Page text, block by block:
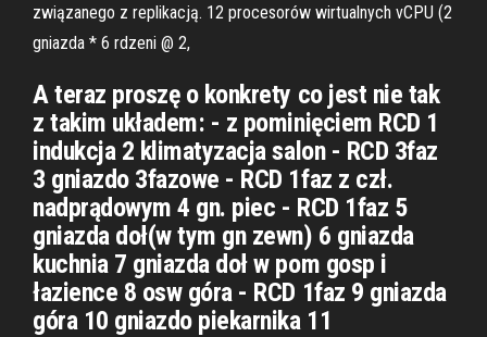
związanego z replikacją. 12 procesorów wirtualnych vCPU (2
gniazda * 6 rdzeni @ 2,
A teraz proszę o konkrety co jest nie tak
z takim układem: - z pominięciem RCD 1
indukcja 2 klimatyzacja salon - RCD 3faz
3 gniazdo 3fazowe - RCD 1faz z czł.
nadprądowym 4 gn. piec - RCD 1faz 5
gniazda doł(w tym gn zewn) 6 gniazda
kuchnia 7 gniazda doł w pom gosp i
łazience 8 osw góra - RCD 1faz 9 gniazda
góra 10 gniazdo piekarnika 11